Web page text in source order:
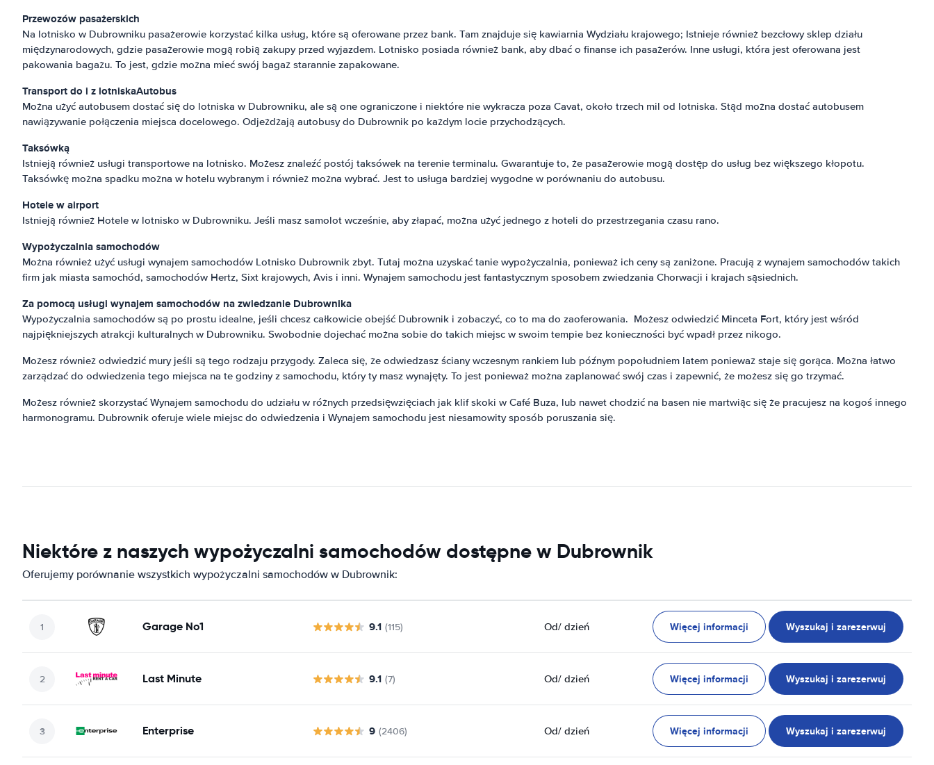
Przewozów pasażerskich
Na lotnisko w Dubrowniku pasażerowie korzystać kilka usług, które są oferowane przez bank. Tam znajduje się kawiarnia Wydziału krajowego; Istnieje również bezcłowy sklep działu
międzynarodowych, gdzie pasażerowie mogą robią zakupy przed wyjazdem. Lotnisko posiada również bank, aby dbać o finanse ich pasażerów. Inne usługi, która jest oferowana jest
pakowania bagażu. To jest, gdzie można mieć swój bagaż starannie zapakowane.
Transport do i z lotniskaAutobus
Można użyć autobusem dostać się do lotniska w Dubrowniku, ale są one ograniczone i niektóre nie wykracza poza Cavat, około trzech mil od lotniska. Stąd można dostać autobusem
nawiązywanie połączenia miejsca docelowego. Odjeżdżają autobusy do Dubrownik po każdym locie przychodzących.
Taksówką
Istnieją również usługi transportowe na lotnisko. Możesz znaleźć postój taksówek na terenie terminalu. Gwarantuje to, że pasażerowie mogą dostęp do usług bez większego kłopotu.
Taksówkę można spadku można w hotelu wybranym i również można wybrać. Jest to usługa bardziej wygodne w porównaniu do autobusu.
Hotele w airport
Istnieją również Hotele w lotnisko w Dubrowniku. Jeśli masz samolot wcześnie, aby złapać, można użyć jednego z hoteli do przestrzegania czasu rano.
Wypożyczalnia samochodów
Można również użyć usługi wynajem samochodów Lotnisko Dubrownik zbyt. Tutaj można uzyskać tanie wypożyczalnia, ponieważ ich ceny są zaniżone. Pracują z wynajem samochodów takich
firm jak miasta samochód, samochodów Hertz, Sixt krajowych, Avis i inni. Wynajem samochodu jest fantastycznym sposobem zwiedzania Chorwacji i krajach sąsiednich.
Za pomocą usługi wynajem samochodów na zwiedzanie Dubrownika
Wypożyczalnia samochodów są po prostu idealne, jeśli chcesz całkowicie obejść Dubrownik i zobaczyć, co to ma do zaoferowania. Możesz odwiedzić Minceta Fort, który jest wśród
najpiękniejszych atrakcji kulturalnych w Dubrowniku. Swobodnie dojechać można sobie do takich miejsc w swoim tempie bez konieczności być wpadł przez nikogo.
Możesz również odwiedzić mury jeśli są tego rodzaju przygody. Zaleca się, że odwiedzasz ściany wczesnym rankiem lub późnym popołudniem latem ponieważ staje się gorąca. Można łatwo
zarządzać do odwiedzenia tego miejsca na te godziny z samochodu, który ty masz wynajęty. To jest ponieważ można zaplanować swój czas i zapewnić, że możesz się go trzymać.
Możesz również skorzystać Wynajem samochodu do udziału w różnych przedsięwzięciach jak klif skoki w Café Buza, lub nawet chodzić na basen nie martwiąc się że pracujesz na kogoś innego
harmonogramu. Dubrownik oferuje wiele miejsc do odwiedzenia i Wynajem samochodu jest niesamowity sposób poruszania się.
Niektóre z naszych wypożyczalni samochodów dostępne w Dubrownik
Oferujemy porównanie wszystkich wypożyczalni samochodów w Dubrownik:
Garage No1 9.1 (115) Od/ dzień Więcej informacji Wyszukaj i zarezerwuj
Last Minute 9.1 (7) Od/ dzień Więcej informacji Wyszukaj i zarezerwuj
Enterprise 9 (2406) Od/ dzień Więcej informacji Wyszukaj i zarezerwuj